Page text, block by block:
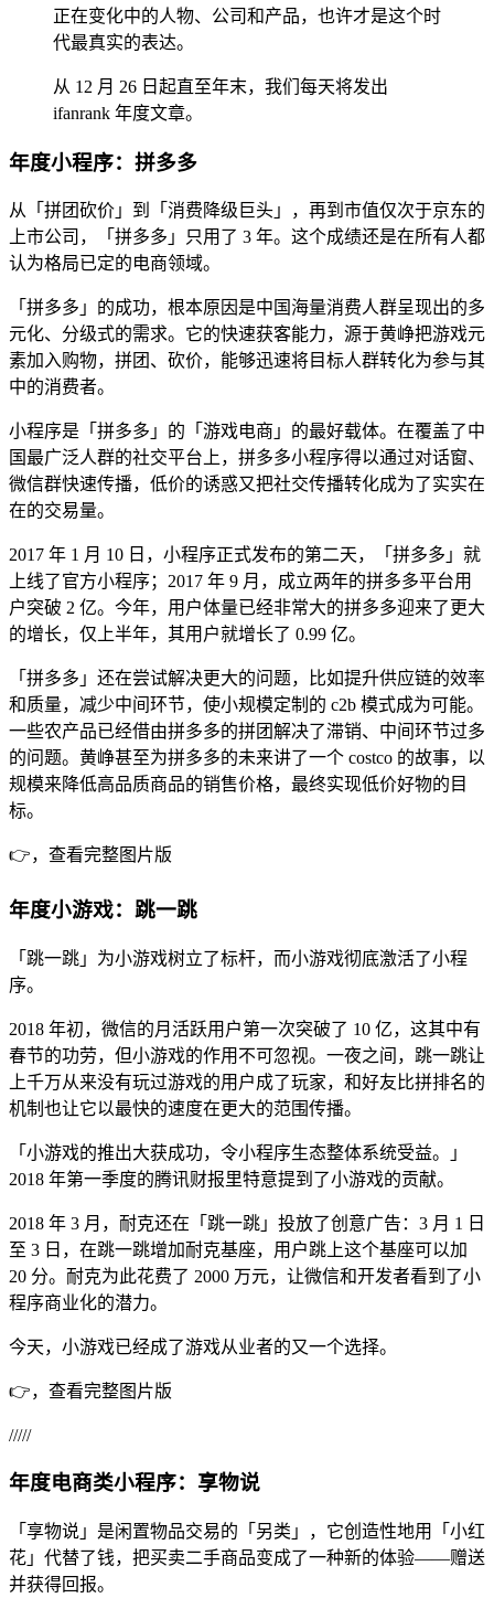
正在变化中的人物、公司和产品，也许才是这个时
代最真实的表达。
从 12 月 26 日起直至年末，我们每天将发出
ifanrank 年度文章。
年度小程序：拼多多
从「拼团砍价」到「消费降级巨头」，再到市值仅次于京东的
上市公司，「拼多多」只用了 3 年。这个成绩还是在所有人都
认为格局已定的电商领域。
「拼多多」的成功，根本原因是中国海量消费人群呈现出的多
元化、分级式的需求。它的快速获客能力，源于黄峥把游戏元
素加入购物，拼团、砍价，能够迅速将目标人群转化为参与其
中的消费者。
小程序是「拼多多」的「游戏电商」的最好载体。在覆盖了中
国最广泛人群的社交平台上，拼多多小程序得以通过对话窗、
微信群快速传播，低价的诱惑又把社交传播转化成为了实实在
在的交易量。
2017 年 1 月 10 日，小程序正式发布的第二天，「拼多多」就
上线了官方小程序；2017 年 9 月，成立两年的拼多多平台用
户突破 2 亿。今年，用户体量已经非常大的拼多多迎来了更大
的增长，仅上半年，其用户就增长了 0.99 亿。
「拼多多」还在尝试解决更大的问题，比如提升供应链的效率
和质量，减少中间环节，使小规模定制的 c2b 模式成为可能。
一些农产品已经借由拼多多的拼团解决了滞销、中间环节过多
的问题。黄峥甚至为拼多多的未来讲了一个 costco 的故事，以
规模来降低高品质商品的销售价格，最终实现低价好物的目
标。
👉，查看完整图片版
年度小游戏：跳一跳
「跳一跳」为小游戏树立了标杆，而小游戏彻底激活了小程
序。
2018 年初，微信的月活跃用户第一次突破了 10 亿，这其中有
春节的功劳，但小游戏的作用不可忽视。一夜之间，跳一跳让
上千万从来没有玩过游戏的用户成了玩家，和好友比拼排名的
机制也让它以最快的速度在更大的范围传播。
「小游戏的推出大获成功，令小程序生态整体系统受益。」
2018 年第一季度的腾讯财报里特意提到了小游戏的贡献。
2018 年 3 月，耐克还在「跳一跳」投放了创意广告：3 月 1 日
至 3 日，在跳一跳增加耐克基座，用户跳上这个基座可以加
20 分。耐克为此花费了 2000 万元，让微信和开发者看到了小
程序商业化的潜力。
今天，小游戏已经成了游戏从业者的又一个选择。
👉，查看完整图片版
/////
年度电商类小程序：享物说
「享物说」是闲置物品交易的「另类」，它创造性地用「小红
花」代替了钱，把买卖二手商品变成了一种新的体验——赠送
并获得回报。